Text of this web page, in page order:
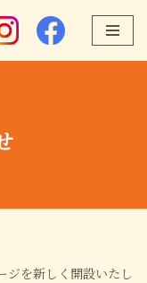
ジを新しく開設いたし